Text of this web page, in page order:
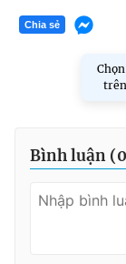
Chia sẻ
Bình luận (0